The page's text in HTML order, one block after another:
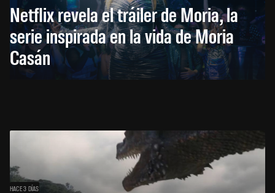
Netflix revela el tráiler de Moria, la
serie inspirada en la vida de Moria
Casán
HACE 3 DÍAS